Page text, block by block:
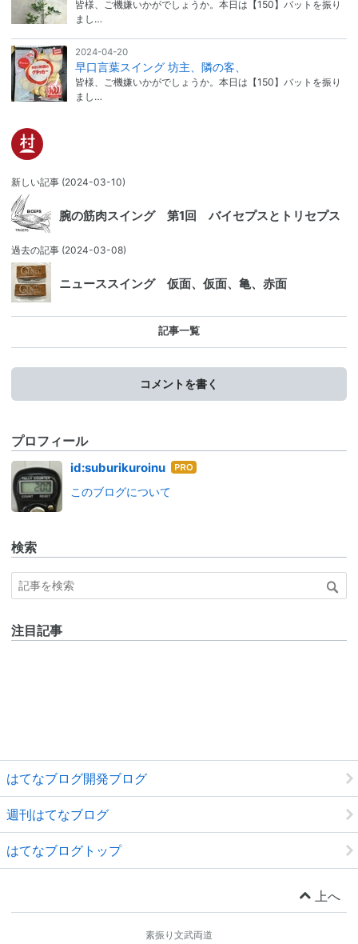
皆様、ご機嫌いかがでしょうか。本日は【150】バットを振り
まし…
2024-04-20
早口言葉スイング 坊主、隣の客、
皆様、ご機嫌いかがでしょうか。本日は【150】バットを振り
まし…
新しい記事 (2024-03-10)
腕の筋肉スイング 第1回 バイセプスとトリセプス
過去の記事 (2024-03-08)
ニューススイング 仮面、仮面、亀、赤面
記事一覧
コメントを書く
プロフィール
id:suburikuroinu はて
このブログについて
検索
注目記事
はてなブログ開発ブログ
週刊はてなブログ
はてなブログトップ
上へ
素振り文武両道